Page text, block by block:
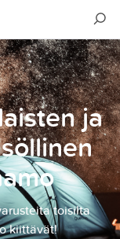
ja
toisilta
kiittävät!